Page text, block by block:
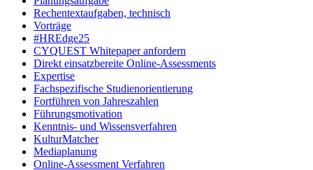
Rechentextaufgaben, technisch
Vorträge
#HREdge25
CYQUEST Whitepaper anfordern
Direkt einsatzbereite Online-Assessments
Expertise
Fachspezifische Studienorientierung
Fortführen von Jahreszahlen
Führungsmotivation
Kenntnis- und Wissensverfahren
KulturMatcher
Mediaplanung
Online-Assessment Verfahren